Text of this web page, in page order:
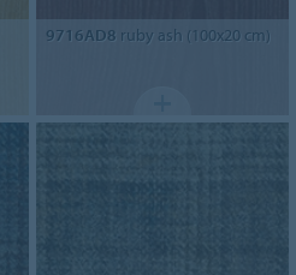
9716AD8 ruby ash (100x20 cm)